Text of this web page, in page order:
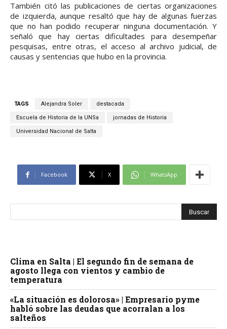
También citó las publicaciones de ciertas organizaciones
de izquierda, aunque resaltó que hay de algunas fuerzas
que no han podido recuperar ninguna documentación. Y
señaló que hay ciertas dificultades para desempeñar
pesquisas, entre otras, el acceso al archivo judicial, de
causas y sentencias que hubo en la provincia.
TAGS Alejandra Soler destacada
Escuela de Historia de la UNSa jornadas de Historia
Universidad Nacional de Salta
Facebook X WhatsApp
Clima en Salta | El segundo fin de semana de
agosto llega con vientos y cambio de
temperatura
«La situación es dolorosa» | Empresario pyme
habló sobre las deudas que acorralan a los
salteños